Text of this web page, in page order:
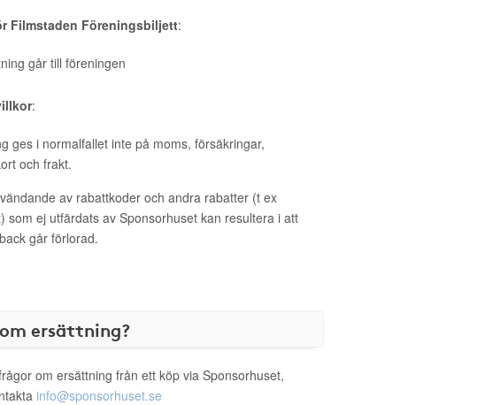
Filmstaden Föreningsbiljett:
går till föreningen
:
ges i normalfallet inte på moms, försäkringar,
och frakt.
av rabattkoder och andra rabatter (t ex
som ej utfärdats av Sponsorhuset kan resultera i att
går förlorad.
ersättning?
om ersättning från ett köp via Sponsorhuset,
info@sponsorhuset.se